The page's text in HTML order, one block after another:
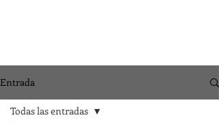
Entrada
Todas las entradas